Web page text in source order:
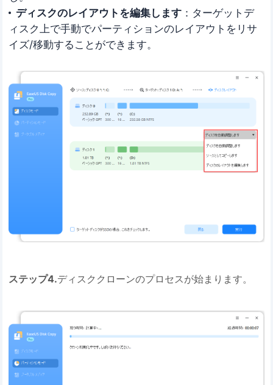
ディスクのレイアウトを編集します：ターゲットデ
ィスク上で手動でパーティションのレイアウトをリサ
イズ/移動することができます。
ステップ4.ディスククローンのプロセスが始まります。